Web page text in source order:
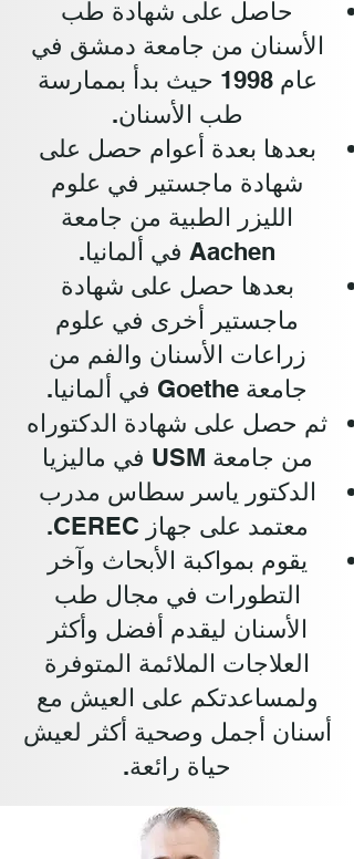
حاصل على شهادة طب
الأسنان من جامعة دمشق في
عام 1998 حيث بدأ بممارسة
طب الأسنان.
بعدها بعدة أعوام حصل على
شهادة ماجستير في علوم
الليزر الطبية من جامعة
Aachen في ألمانيا.
بعدها حصل على شهادة
ماجستير أخرى في علوم
زراعات الأسنان والفم من
جامعة Goethe في ألمانيا.
ثم حصل على شهادة الدكتوراه
من جامعة USM في ماليزيا
الدكتور ياسر سطاس مدرب
معتمد على جهاز CEREC.
يقوم بمواكبة الأبحاث وآخر
التطورات في مجال طب
الأسنان ليقدم أفضل وأكثر
العلاجات الملائمة المتوفرة
ولمساعدتكم على العيش مع
أسنان أجمل وصحية أكثر لعيش
حياة رائعة.